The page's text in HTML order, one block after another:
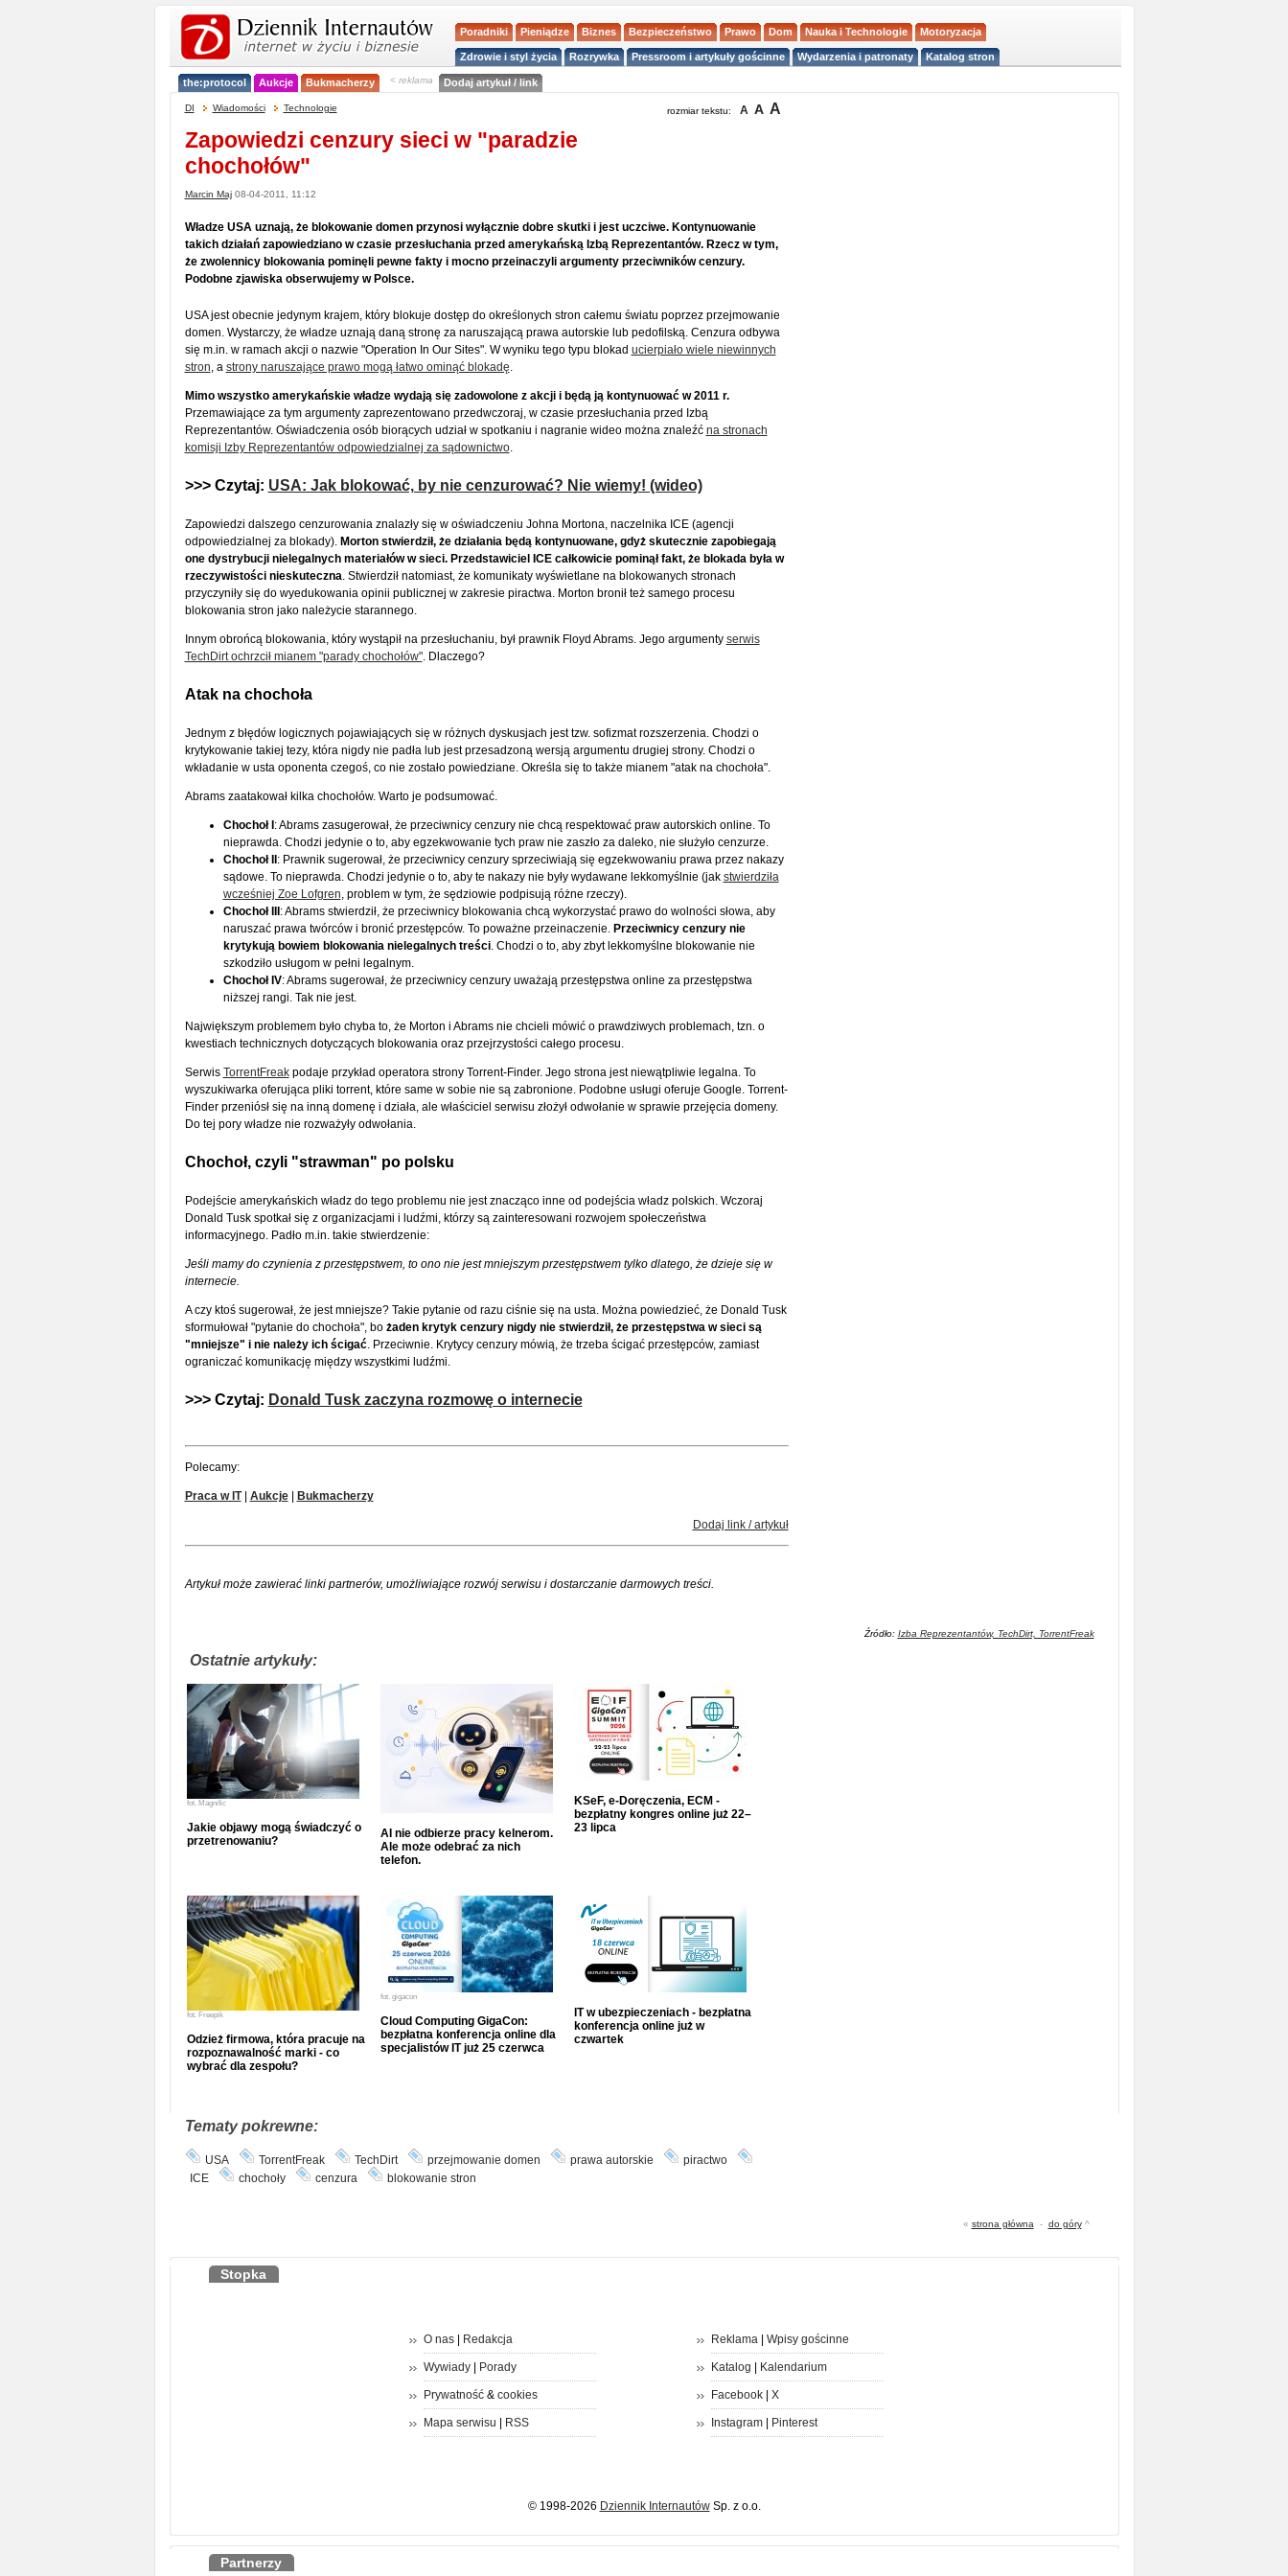
Poradniki Pieniądze Biznes Bezpieczeństwo Prawo Dom Nauka i Technologie Motoryzacja
Zdrowie i styl życia Rozrywka Pressroom i artykuły gościnne Wydarzenia i patronaty Katalog stron
the:protocol Aukcje Bukmacherzy < reklama Dodaj artykuł / link
DI Wiadomości Technologie rozmiar tekstu: A A A
Zapowiedzi cenzury sieci w "paradzie
chochołów"
Marcin Maj08-04-2011, 11:12
Władze USA uznają, że blokowanie domen przynosi wyłącznie dobre skutki i jest uczciwe. Kontynuowanie
takich działań zapowiedziano w czasie przesłuchania przed amerykańską Izbą Reprezentantów. Rzecz w tym,
że zwolennicy blokowania pominęli pewne fakty i mocno przeinaczyli argumenty przeciwników cenzury.
Podobne zjawiska obserwujemy w Polsce.
USA jest obecnie jedynym krajem, który blokuje dostęp do określonych stron całemu światu poprzez przejmowanie
domen. Wystarczy, że władze uznają daną stronę za naruszającą prawa autorskie lub pedofilską. Cenzura odbywa
się m.in. w ramach akcji o nazwie "Operation In Our Sites". W wyniku tego typu blokad ucierpiało wiele niewinnych
stron, a strony naruszające prawo mogą łatwo ominąć blokadę.
Mimo wszystko amerykańskie władze wydają się zadowolone z akcji i będą ją kontynuować w 2011 r.
Przemawiające za tym argumenty zaprezentowano przedwczoraj, w czasie przesłuchania przed Izbą
Reprezentantów. Oświadczenia osób biorących udział w spotkaniu i nagranie wideo można znaleźć na stronach
komisji Izby Reprezentantów odpowiedzialnej za sądownictwo.
>>> Czytaj: USA: Jak blokować, by nie cenzurować? Nie wiemy! (wideo)
Zapowiedzi dalszego cenzurowania znalazły się w oświadczeniu Johna Mortona, naczelnika ICE (agencji
odpowiedzialnej za blokady). Morton stwierdził, że działania będą kontynuowane, gdyż skutecznie zapobiegają
one dystrybucji nielegalnych materiałów w sieci. Przedstawiciel ICE całkowicie pominął fakt, że blokada była w
rzeczywistości nieskuteczna. Stwierdził natomiast, że komunikaty wyświetlane na blokowanych stronach
przyczyniły się do wyedukowania opinii publicznej w zakresie piractwa. Morton bronił też samego procesu
blokowania stron jako należycie starannego.
Innym obrońcą blokowania, który wystąpił na przesłuchaniu, był prawnik Floyd Abrams. Jego argumenty serwis
TechDirt ochrzcił mianem "parady chochołów". Dlaczego?
Atak na chochoła
Jednym z błędów logicznych pojawiających się w różnych dyskusjach jest tzw. sofizmat rozszerzenia. Chodzi o
krytykowanie takiej tezy, która nigdy nie padła lub jest przesadzoną wersją argumentu drugiej strony. Chodzi o
wkładanie w usta oponenta czegoś, co nie zostało powiedziane. Określa się to także mianem "atak na chochoła".
Abrams zaatakował kilka chochołów. Warto je podsumować.
Chochoł I : Abrams zasugerował, że przeciwnicy cenzury nie chcą respektować praw autorskich online. To
nieprawda. Chodzi jedynie o to, aby egzekwowanie tych praw nie zaszło za daleko, nie służyło cenzurze.
Chochoł II
: Prawnik sugerował, że przeciwnicy cenzury sprzeciwiają się egzekwowaniu prawa przez nakazy
sądowe. To nieprawda. Chodzi jedynie o to, aby te nakazy nie były wydawane lekkomyślnie (jak stwierdziła
wcześniej Zoe Lofgren, problem w tym, że sędziowie podpisują różne rzeczy).
Chochoł III
: Abrams stwierdził, że przeciwnicy blokowania chcą wykorzystać prawo do wolności słowa, aby
naruszać prawa twórców i bronić przestępców. To poważne przeinaczenie. Przeciwnicy cenzury nie
krytykują bowiem blokowania nielegalnych treści. Chodzi o to, aby zbyt lekkomyślne blokowanie nie
szkodziło usługom w pełni legalnym.
Chochoł IV: Abrams sugerował, że przeciwnicy cenzury uważają przestępstwa online za przestępstwa
niższej rangi. Tak nie jest.
Największym problemem było chyba to, że Morton i Abrams nie chcieli mówić o prawdziwych problemach, tzn. o
kwestiach technicznych dotyczących blokowania oraz przejrzystości całego procesu.
Serwis TorrentFreakpodaje przykład operatora strony Torrent-Finder. Jego strona jest niewątpliwie legalna. To
wyszukiwarka oferująca pliki torrent, które same w sobie nie są zabronione. Podobne usługi oferuje Google. Torrent-
Finder przeniósł się na inną domenę i działa, ale właściciel serwisu złożył odwołanie w sprawie przejęcia domeny.
Do tej pory władze nie rozważyły odwołania.
Chochoł, czyli "strawman" po polsku
Podejście amerykańskich władz do tego problemu nie jest znacząco inne od podejścia władz polskich. Wczoraj
Donald Tusk spotkał się z organizacjami i ludźmi, którzy są zainteresowani rozwojem społeczeństwa
informacyjnego. Padło m.in. takie stwierdzenie:
Jeśli mamy do czynienia z przestępstwem, to ono nie jest mniejszym przestępstwem tylko dlatego, że dzieje się w
internecie.
A czy ktoś sugerował, że jest mniejsze? Takie pytanie od razu ciśnie się na usta. Można powiedzieć, że Donald Tusk
sformułował "pytanie do chochoła", bo żaden krytyk cenzury nigdy nie stwierdził, że przestępstwa w sieci są
"mniejsze" i nie należy ich ścigać. Przeciwnie. Krytycy cenzury mówią, że trzeba ścigać przestępców, zamiast
ograniczać komunikację między wszystkimi ludźmi.
>>> Czytaj: Donald Tusk zaczyna rozmowę o internecie
Polecamy:
Praca w IT| Aukcje| Bukmacherzy
Dodaj link / artykuł
Artykuł może zawierać linki partnerów, umożliwiające rozwój serwisu i dostarczanie darmowych treści.
Źródło: Izba Reprezentantów, TechDirt, TorrentFreak
Ostatnie artykuły:
fot. Magnific
Jakie objawy mogą świadczyć o
przetrenowaniu?
AI nie odbierze pracy kelnerom.
Ale może odebrać za nich
telefon.
KSeF, e-Doręczenia, ECM -
bezpłatny kongres online już 22–
23 lipca
fot. Freepik
Odzież firmowa, która pracuje na
rozpoznawalność marki - co
wybrać dla zespołu?
fot. gigacon
Cloud Computing GigaCon:
bezpłatna konferencja online dla
specjalistów IT już 25 czerwca
IT w ubezpieczeniach - bezpłatna
konferencja online już w
czwartek
Tematy pokrewne:
USA TorrentFreak TechDirt przejmowanie domen prawa autorskie
piractwo
ICE
chochoły cenzura blokowanie stron
« strona główna - do góry^
Stopka
O nas| Redakcja
Wywiady| Porady
Prywatność& cookies
Mapa serwisu RSS
Reklama| Wpisy gościnne
Katalog Kalendarium
Facebook| X
Instagram| Pinterest
© 1998-2026 Dziennik InternautówSp. z o.o.
Partnerzy